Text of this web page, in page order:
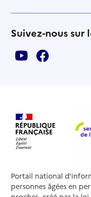
Suivez-nous sur
Portail national
personnes âgées en